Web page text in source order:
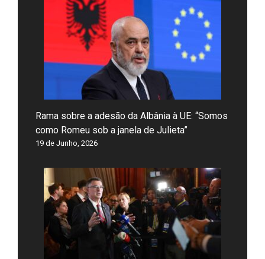
Rama sobre a adesão da Albânia à UE: “Somos
como Romeu sob a janela de Julieta”
19 de Junho, 2026